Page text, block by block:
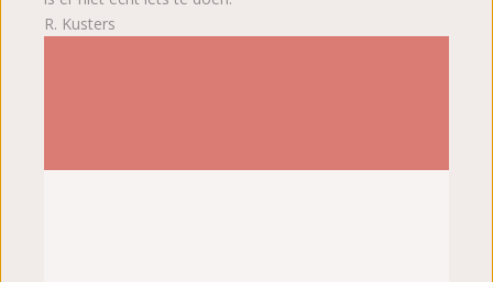
R. Kusters